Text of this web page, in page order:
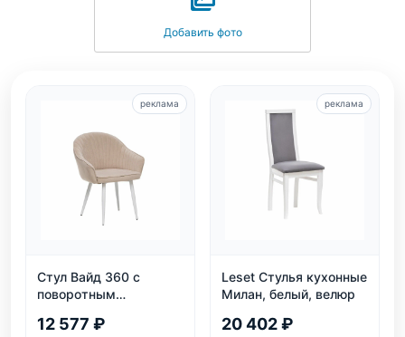
Добавить фото
Стул Вайд 360 с
поворотным
каркас, велюр
12 577 ₽
реклама
Leset Стулья кухонные
Милан, белый, велюр
20 402 ₽
реклама